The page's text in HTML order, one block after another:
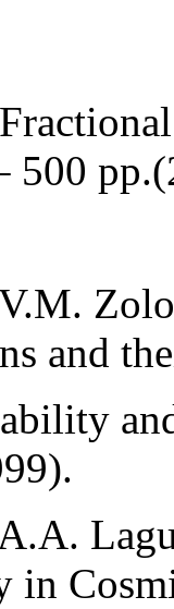
500
and
in